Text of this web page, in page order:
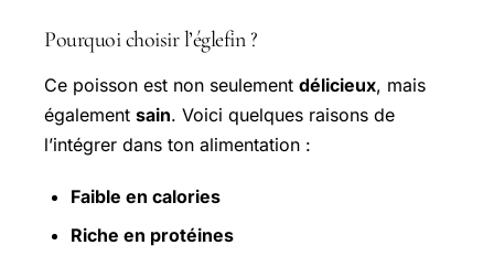
Pourquoi choisir l’églefin ?
Ce poisson est non seulement délicieux, mais
également sain. Voici quelques raisons de
l’intégrer dans ton alimentation :
Faible en calories
Riche en protéines